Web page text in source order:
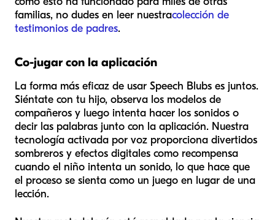
familias, no dudes en leer nuestracolección de
testimonios de padres.
Co-jugar con la aplicación
La forma más eficaz de usar Speech Blubs es juntos.
Siéntate con tu hijo, observa los modelos de
compañeros y luego intenta hacer los sonidos o
decir las palabras junto con la aplicación. Nuestra
tecnología activada por voz proporciona divertidos
sombreros y efectos digitales como recompensa
cuando el niño intenta un sonido, lo que hace que
el proceso se sienta como un juego en lugar de una
lección.